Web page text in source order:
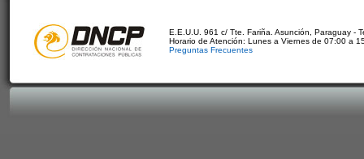
E.E.U.U. 961 c/ Tte. Fariña. Asunción, Paraguay -
Horario de Atención: Lunes a Viernes de 07:00 a
Preguntas Frecuentes